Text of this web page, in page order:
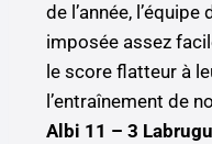
de l’année,
imposée assez
le score flatteur à
l’entraînement de
Albi 11 – 3